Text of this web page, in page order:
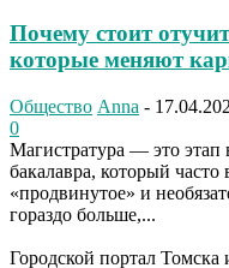
Почему стоит
которые меняют
Общество Anna -
0
Магистратура — это этап
бакалавра, который
«продвинутое» и
гораздо больше,...
Городской портал Томска